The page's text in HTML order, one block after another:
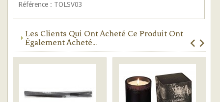
Référence : TOLSV03
Les Clients Qui Ont Acheté Ce Produit Ont
Également Acheté...